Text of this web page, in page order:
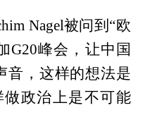
Nagel被问到“欧
G20峰会，让中国
音，这样的想法是
政治上是不可能